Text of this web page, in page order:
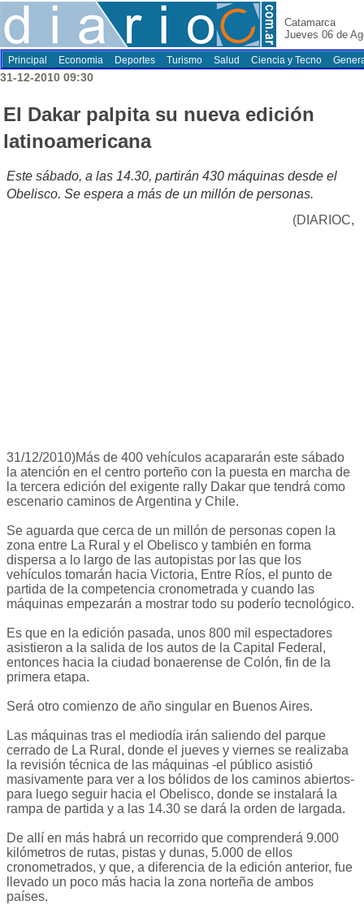
Catamarca
Jueves 06 de
Principal Economia Deportes Turismo Salud Ciencia y Tecno
31-12-2010 09:30
El Dakar palpita su nueva edición
latinoamericana
Este sábado, a las 14.30, partirán 430 máquinas desde el
Obelisco. Se espera a más de un millón de personas.
(DIARIOC,
31/12/2010)Más de 400 vehículos acapararán este sábado
la atención en el centro porteño con la puesta en marcha de
la tercera edición del exigente rally Dakar que tendrá como
escenario caminos de Argentina y Chile.
Se aguarda que cerca de un millón de personas copen la
zona entre La Rural y el Obelisco y también en forma
dispersa a lo largo de las autopistas por las que los
vehículos tomarán hacia Victoria, Entre Ríos, el punto de
partida de la competencia cronometrada y cuando las
máquinas empezarán a mostrar todo su poderío tecnológico.
Es que en la edición pasada, unos 800 mil espectadores
asistieron a la salida de los autos de la Capital Federal,
entonces hacia la ciudad bonaerense de Colón, fin de la
primera etapa.
Será otro comienzo de año singular en Buenos Aires.
Las máquinas tras el mediodía irán saliendo del parque
cerrado de La Rural, donde el jueves y viernes se realizaba
la revisión técnica de las máquinas -el público asistió
masivamente para ver a los bólidos de los caminos abiertos-
para luego seguir hacia el Obelisco, donde se instalará la
rampa de partida y a las 14.30 se dará la orden de largada.
De allí en más habrá un recorrido que comprenderá 9.000
kilómetros de rutas, pistas y dunas, 5.000 de ellos
cronometrados, y que, a diferencia de la edición anterior, fue
llevado un poco más hacia la zona norteña de ambos
países.